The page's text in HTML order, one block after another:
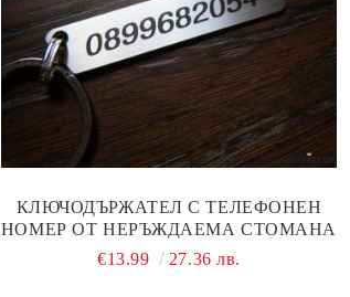
КЛЮЧОДЪРЖАТЕЛ С ТЕЛЕФОНЕН
НОМЕР ОТ НЕРЪЖДАЕМА СТОМАНА
€13.99
27.36 лв.